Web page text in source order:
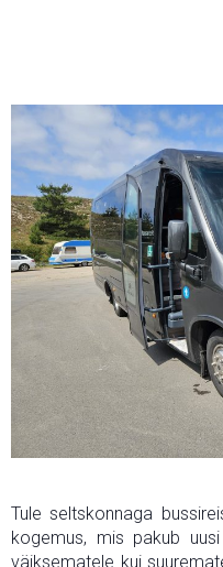
Tule seltskonnaga
kogemus, mis pakub
väiksematele kui